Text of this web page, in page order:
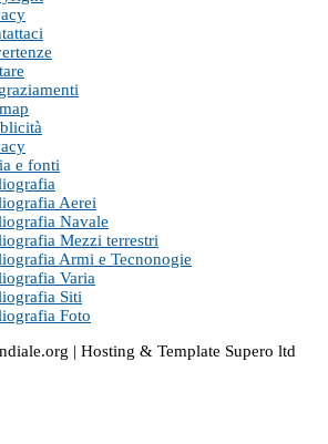
e fonti
Aerei
Navale
Mezzi terrestri
Armi e Tecnonogie
Varia
Siti
Foto
| Hosting & Template Supero ltd